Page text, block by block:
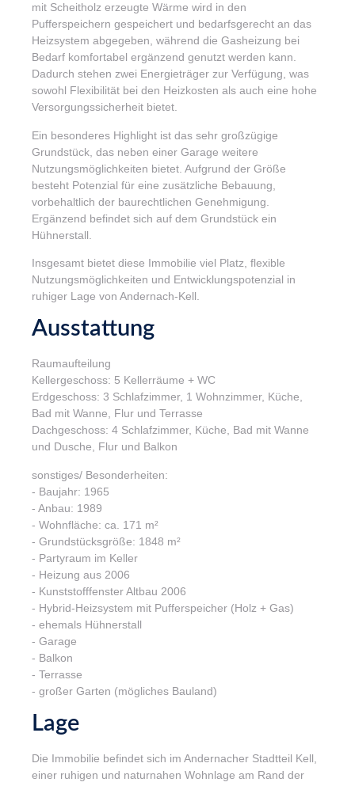
mit Scheitholz erzeugte Wärme wird in den
Pufferspeichern gespeichert und bedarfsgerecht an das
Heizsystem abgegeben, während die Gasheizung bei
Bedarf komfortabel ergänzend genutzt werden kann.
Dadurch stehen zwei Energieträger zur Verfügung, was
sowohl Flexibilität bei den Heizkosten als auch eine hohe
Versorgungssicherheit bietet.
Ein besonderes Highlight ist das sehr großzügige
Grundstück, das neben einer Garage weitere
Nutzungsmöglichkeiten bietet. Aufgrund der Größe
besteht Potenzial für eine zusätzliche Bebauung,
vorbehaltlich der baurechtlichen Genehmigung.
Ergänzend befindet sich auf dem Grundstück ein
Hühnerstall.
Insgesamt bietet diese Immobilie viel Platz, flexible
Nutzungsmöglichkeiten und Entwicklungspotenzial in
ruhiger Lage von Andernach-Kell.
Ausstattung
Raumaufteilung
Kellergeschoss: 5 Kellerräume + WC
Erdgeschoss: 3 Schlafzimmer, 1 Wohnzimmer, Küche,
Bad mit Wanne, Flur und Terrasse
Dachgeschoss: 4 Schlafzimmer, Küche, Bad mit Wanne
und Dusche, Flur und Balkon
sonstiges/ Besonderheiten:
- Baujahr: 1965
- Anbau: 1989
- Wohnfläche: ca. 171 m²
- Grundstücksgröße: 1848 m²
- Partyraum im Keller
- Heizung aus 2006
- Kunststofffenster Altbau 2006
- Hybrid-Heizsystem mit Pufferspeicher (Holz + Gas)
- ehemals Hühnerstall
- Garage
- Balkon
- Terrasse
- großer Garten (mögliches Bauland)
Lage
Die Immobilie befindet sich im Andernacher Stadtteil Kell,
einer ruhigen und naturnahen Wohnlage am Rand der